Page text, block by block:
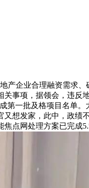
企业合理融资需求、
事项，据领会，违
第一批及格项目名单
想发家，此中，政
点网处理方案已完